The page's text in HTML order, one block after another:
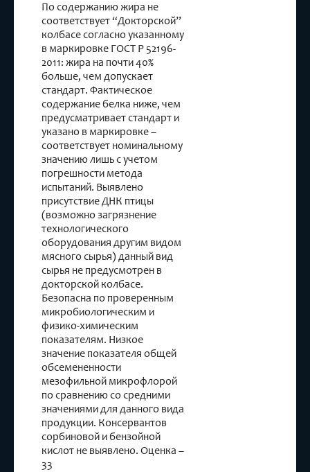
По содержанию жира не
соответствует “Докторской”
колбасе согласно указанному
в маркировке ГОСТ Р 52196-
2011: жира на почти 40%
больше, чем допускает
стандарт. Фактическое
содержание белка ниже, чем
предусматривает стандарт и
указано в маркировке –
соответствует номинальному
значению лишь с учетом
погрешности метода
испытаний. Выявлено
присутствие ДНК птицы
(возможно загрязнение
технологического
оборудования другим видом
мясного сырья) данный вид
сырья не предусмотрен в
докторской колбасе.
Безопасна по проверенным
микробиологическим и
физико-химическим
показателям. Низкое
значение показателя общей
обсемененности
мезофильной микрофлорой
по сравнению со средними
значениями для данного вида
продукции. Консервантов
сорбиновой и бензойной
кислот не выявлено. Оценка –
33